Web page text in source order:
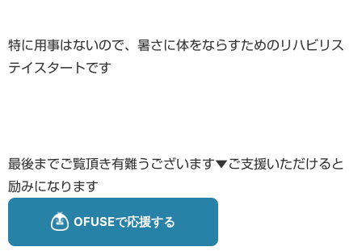
特に用事はないので、暑さに体をならすためのリハビリス
テイスタートです
最後までご覧頂き有難うございます▼ご支援いただけると
励みになります